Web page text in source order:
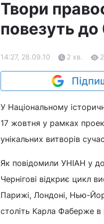
Твори
повезуть
14:27, 28.09.10 2 хв. 2
У Національному
17 жовтня у рамках
унікальних витворів
Як повідомили УНІАН у
Чернігові відкриє цикл
Парижі, Лондоні, Нью-
століть Карла Фаберже